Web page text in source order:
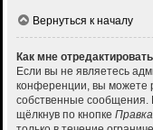
Вернуться к началу
Как мне
Если вы не являетесь
конференции, вы можете
собственные сообщения.
щёлкнув по кнопке Правка